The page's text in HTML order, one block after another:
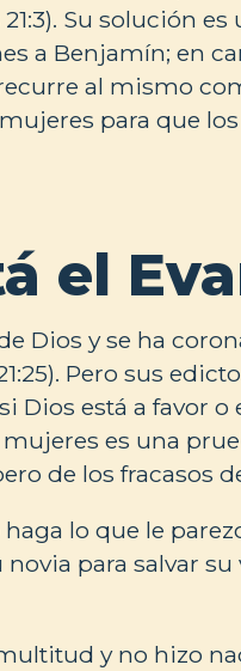
Su solución
a Benjamín; en
recurre al mismo
para que
el
Dios y se ha
Pero sus
Dios está a favor o
es una
de los fracasos
lo que le
para salvar su
y no hizo